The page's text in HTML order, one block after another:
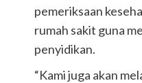
pemeriksaan
rumah sakit guna
penyidikan.
“Kami juga akan